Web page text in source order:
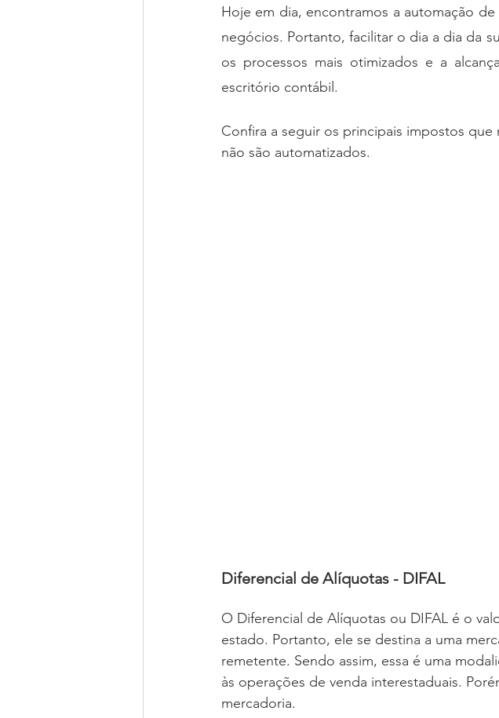
Hoje em dia, encontramos a automação
negócios. Portanto, facilitar o dia a dia da
os processos mais otimizados e a
escritório contábil.
Confira a seguir os principais impostos
não são automatizados.
Diferencial de Alíquotas - DIFAL
O Diferencial de Alíquotas ou DIFAL é o
estado. Portanto, ele se destina a uma
remetente. Sendo assim, essa é uma
às operações de venda interestaduais.
mercadoria.